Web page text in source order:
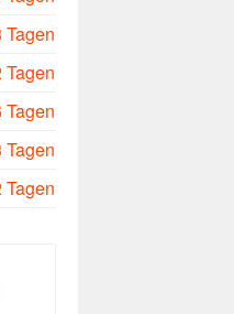
Tagen
Tagen
Tagen
Tagen
Tagen